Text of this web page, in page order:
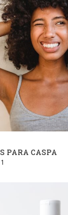
PARA CASPA